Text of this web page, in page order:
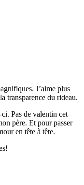
J’aime plus
transparence du rideau.
Pas de valentin cet
père. Et pour passer
en tête à tête.